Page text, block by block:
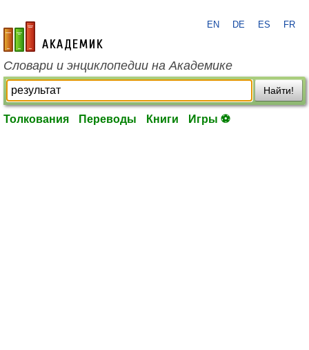
academic.ru
EN DE ES FR
Словари и энциклопедии на Академике
Найти!
Толкования Переводы Книги Игры ⚽